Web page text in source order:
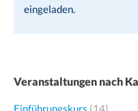
eingeladen.
Veranstaltungen nach
Einführungskurs (14)